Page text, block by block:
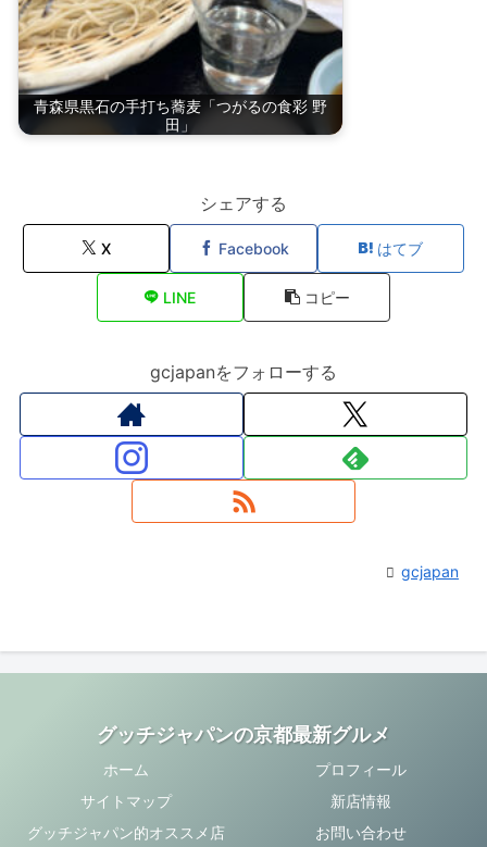
青森県黒石の手打ち蕎麦「つがるの食彩 野
田」
シェアする
X Facebook はてブ
LINE コピー
gcjapanをフォローする
gcjapan
グッチジャパンの京都最新グルメ
ホーム
プロフィール
サイトマップ
新店情報
グッチジャパン的オススメ店
お問い合わせ